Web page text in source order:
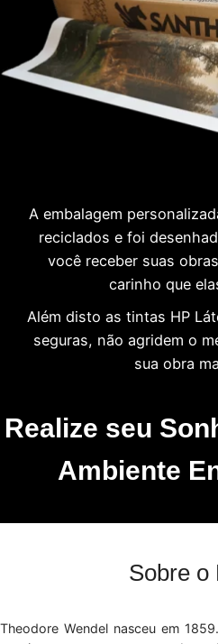
A embalagem
reciclados e foi
você receber suas
carinho que
Além disto as tintas HP
seguras, não agridem o
sua obra
Realize seu
Ambiente
Sobre o
Theodore Wendel nasceu em